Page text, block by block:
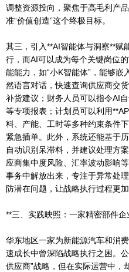
调整资源投向，聚焦于高毛利产
准“价值创造”这个终极目标。
其三，引入**AI智能体与洞察**赋
行，而AI可以成为每个关键岗位
能能力，如“小K智能体”，能够
然语言对话，快速查询供应商交
补货建议；财务人员可以指令AI
等专项报表；计划员可以利用
料、产能、工时等多种约束条件
紧急插单。此外，系统还能基于
自动识别呆滞料，并建议处理方
应商集中度风险、汇率波动影响
事务中解放出来，专注于异常处
防潜在问题，让战略执行过程更加
**三、实践映照：一家精密部件
华东地区一家为新能源汽车和消
速成长中曾深陷战略执行之困。
供应商”战略，但在实际运营中，